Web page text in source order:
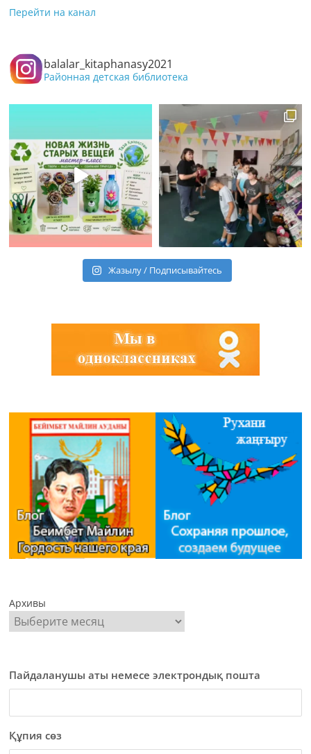
Перейти на канал
balalar_kitaphanasy2021
Районная детская библиотека
Жазылу / Подписывайтесь
Архивы
Пайдаланушы аты немесе электрондық пошта
Құпия сөз